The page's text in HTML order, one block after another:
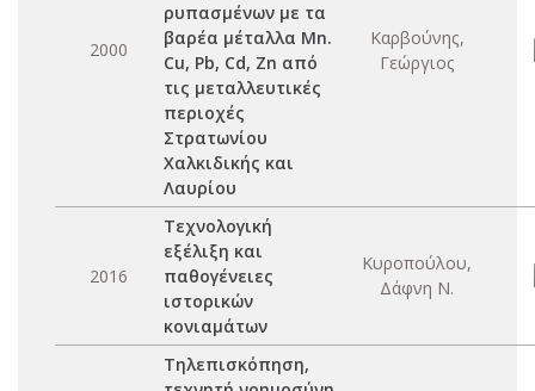
2000
ρυπασμένων με τα
βαρέα μέταλλα Mn.
Cu, Pb, Cd, Zn από
τις μεταλλευτικές
περιοχές
Στρατωνίου
Χαλκιδικής και
Λαυρίου
Καρβούνης,
Γεώργιος
2016
Τεχνολογική
εξέλιξη και
παθογένειες
ιστορικών
κονιαμάτων
Κυροπούλου,
Δάφνη Ν.
Τηλεπισκόπηση,